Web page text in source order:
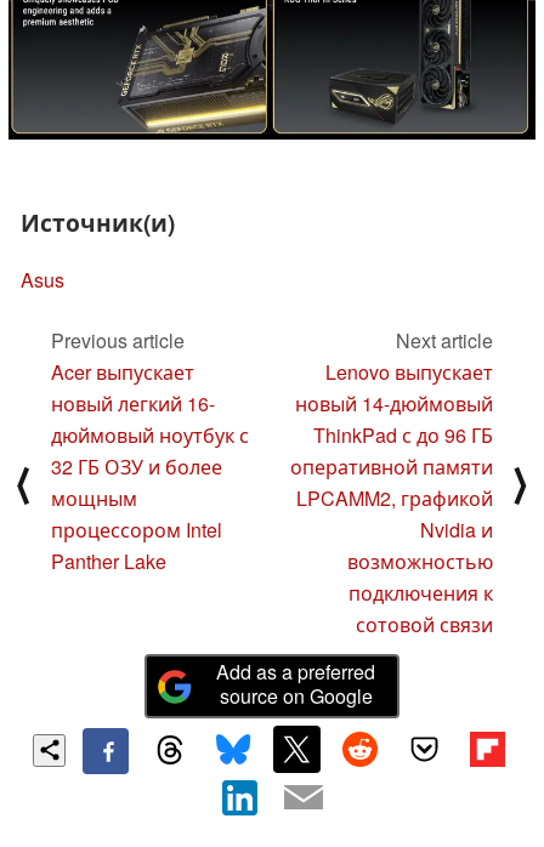
Источник(и)
Asus
⟨
Previous article
Acer выпускает
новый легкий 16-
дюймовый ноутбук с
32 ГБ ОЗУ и более
мощным
процессором Intel
Panther Lake
Next article
Lenovo выпускает
новый 14-дюймовый
ThinkPad с до 96 ГБ
оперативной памяти
LPCAMM2, графикой
Nvidia и
возможностью
подключения к
сотовой связи
⟩
Add as a preferred
source on Google